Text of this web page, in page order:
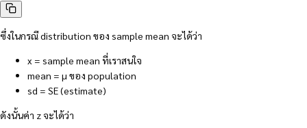
ซึ่งในกรณี distribution ของ sample mean จะได้ว่า
x = sample mean ที่เราสนใจ
mean = µ ของ population
sd = SE (estimate)
ดังนั้นค่า z จะได้ว่า